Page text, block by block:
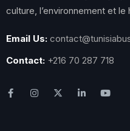
culture, l’environnement et le
Email Us:
Contact: +216 70 287 718